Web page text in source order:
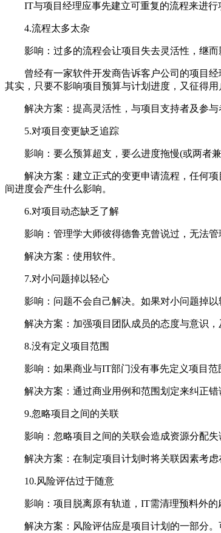
IT与项目经理应事先建立可重复的流程来进行
4.流程太多太杂
影响：过多的流程会让项目失去灵活性，继而
曾经有一家软件开发商告诉客户公司的项目经
其实，只要不影响项目预算与计划进度，又征得
解决方案：提高灵活性，与项目支持者及参与
5.对项目变更缺乏追踪
影响：要么预算超支，要么进度拖慢(或两者兼
解决方案：建立正式的变更申请流程，任何项
间进度会产生什么影响。
6.对项目动态缺乏了解
影响：管理学大师彼得德鲁克曾说过，无法管
解决方案：使用软件。
7.对小问题掉以轻心
影响：问题不会自己解决。如果对小问题掉以
解决方案：加强项目团队成员的态度与意识，
8.没有定义项目范围
影响：如果商业与IT部门没有事先定义项目范
解决方案：通过商业用例和范围划定来纠正错
9.忽略项目之间的关联
影响：忽略项目之间的关联会造成资源分配失
解决方案：在制定项目计划时将关联因素考虑
10.风险评估过于随意
影响：项目脱离原有轨道，IT需清理预料外的
解决方案：风险评估应是项目计划的一部分。